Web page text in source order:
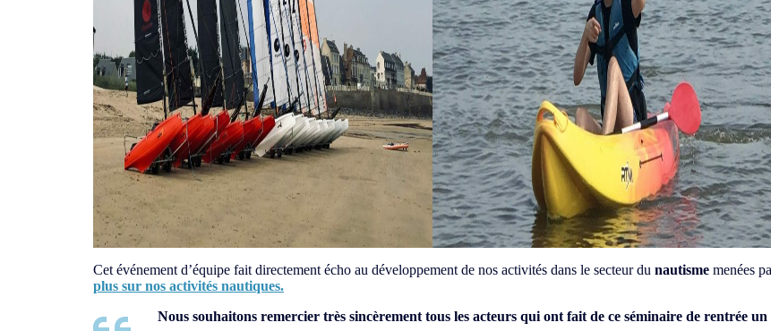
Cet événement d’équipe fait directement écho au développement de nos activités dans le secteur du nautisme menées
plus sur nos activités nautiques.
Nous souhaitons remercier très sincèrement tous les acteurs qui ont fait de ce séminaire de rentrée